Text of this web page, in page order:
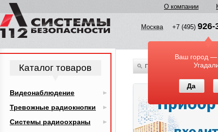
О компании
Москва +7 (495) 926-
Ваш город —
Да
По всему каталогу
Каталог товаров
Видеонаблюдение
Тревожные радиокнопки
Системы радиоохраны